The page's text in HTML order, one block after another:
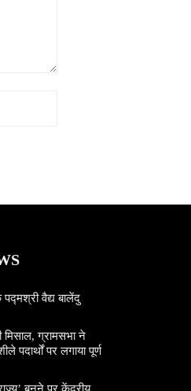
वैद्य बालेंदु
मिसाल, ग्रामसभा ने
पदार्थों पर लगाया पूर्ण